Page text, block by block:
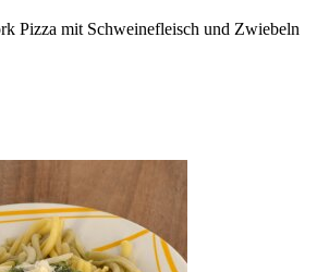
Pizza mit Schweinefleisch und Zwiebeln